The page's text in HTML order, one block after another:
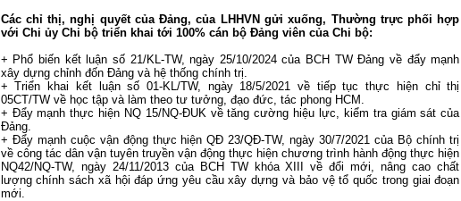
Các chỉ thị, nghị quyết của Đảng, của LHHVN gửi xuống, Thường trực phối hợp
với Chi ủy Chi bộ triển khai tới 100% cán bộ Đảng viên của Chi bộ:
+ Phổ biến kết luận số 21/KL-TW, ngày 25/10/2024 của BCH TW Đảng về đẩy mạnh
xây dựng chỉnh đốn Đảng và hệ thống chính trị.
+ Triển khai kết luận số 01-KL/TW, ngày 18/5/2021 về tiếp tục thực hiện chỉ thị
05CT/TW về học tập và làm theo tư tưởng, đạo đức, tác phong HCM.
+ Đẩy mạnh thực hiện NQ 15/NQ-ĐUK về tăng cường hiệu lực, kiểm tra giám sát của
Đảng.
+ Đẩy mạnh cuộc vận động thực hiện QĐ 23/QĐ-TW, ngày 30/7/2021 của Bộ chính trị
về công tác dân vận tuyên truyền vận động thực hiện chương trình hành động thực hiện
NQ42/NQ-TW, ngày 24/11/2013 của BCH TW khóa XIII về đổi mới, nâng cao chất
lượng chính sách xã hội đáp ứng yêu cầu xây dựng và bảo vệ tổ quốc trong giai đoạn
mới.